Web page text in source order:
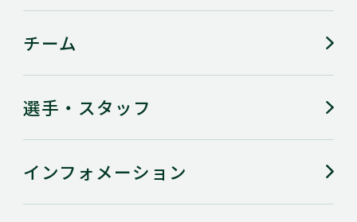
チームグッズブース
チーム
選手・スタッフ
インフォメーション